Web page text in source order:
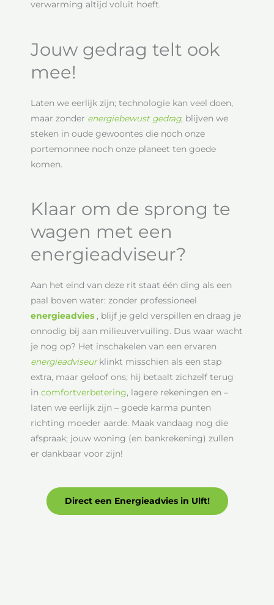
verwarming altijd voluit hoeft.
Jouw gedrag telt ook
mee!
Laten we eerlijk zijn; technologie kan veel doen,
maar zonder energiebewust gedrag, blijven we
steken in oude gewoontes die noch onze
portemonnee noch onze planeet ten goede
komen.
Klaar om de sprong te
wagen met een
energieadviseur?
Aan het eind van deze rit staat één ding als een
paal boven water: zonder professioneel
energieadvies , blijf je geld verspillen en draag je
onnodig bij aan milieuvervuiling. Dus waar wacht
je nog op? Het inschakelen van een ervaren
energieadviseurklinkt misschien als een stap
extra, maar geloof ons; hij betaalt zichzelf terug
in comfortverbetering, lagere rekeningen en –
laten we eerlijk zijn – goede karma punten
richting moeder aarde. Maak vandaag nog die
afspraak; jouw woning (en bankrekening) zullen
er dankbaar voor zijn!
Direct een Energieadvies in Ulft!